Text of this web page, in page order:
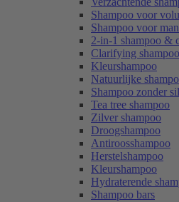
Shampoo voor
Shampoo voor
2-in-1 shampoo &
Clarifying shampoo
Kleurshampoo
Natuurlijke
Shampoo zonder
Tea tree shampoo
Zilver shampoo
Droogshampoo
Antiroosshampoo
Herstelshampoo
Kleurshampoo
Hydraterende
Shampoo bars